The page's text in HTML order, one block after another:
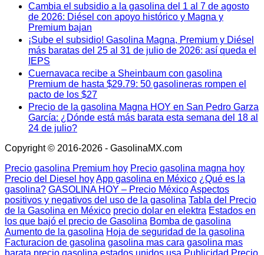
Cambia el subsidio a la gasolina del 1 al 7 de agosto
de 2026: Diésel con apoyo histórico y Magna y
Premium bajan
¡Sube el subsidio! Gasolina Magna, Premium y Diésel
más baratas del 25 al 31 de julio de 2026: así queda el
IEPS
Cuernavaca recibe a Sheinbaum con gasolina
Premium de hasta $29.79: 50 gasolineras rompen el
pacto de los $27
Precio de la gasolina Magna HOY en San Pedro Garza
García: ¿Dónde está más barata esta semana del 18 al
24 de julio?
Copyright © 2016-2026 - GasolinaMX.com
Precio gasolina Premium hoy Precio gasolina magna hoy
Precio del Diesel hoyApp gasolina en México ¿Qué es la
gasolina? GASOLINA HOY – Precio MéxicoAspectos
positivos y negativos del uso de la gasolina Tabla del Precio
de la Gasolina en México precio dolar en elektra Estados en
los que bajó el precio de Gasolina Bomba de gasolina
Aumento de la gasolina Hoja de seguridad de la gasolina
Facturacion de gasolina gasolina mas cara gasolina mas
barata precio gasolina estados unidos usa Publicidad Precio